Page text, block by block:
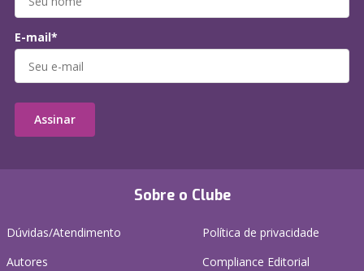
Sobre o Clube
Dúvidas/Atendimento
Autores
Política de privacidade
Compliance Editorial
E-mail*
Assinar